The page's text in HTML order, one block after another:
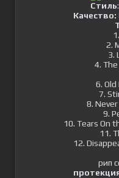
Стиль:
Качество:
2.
3.
4.
6. Old
7.
8.
9.
10. Tears On
11.
12.
рип